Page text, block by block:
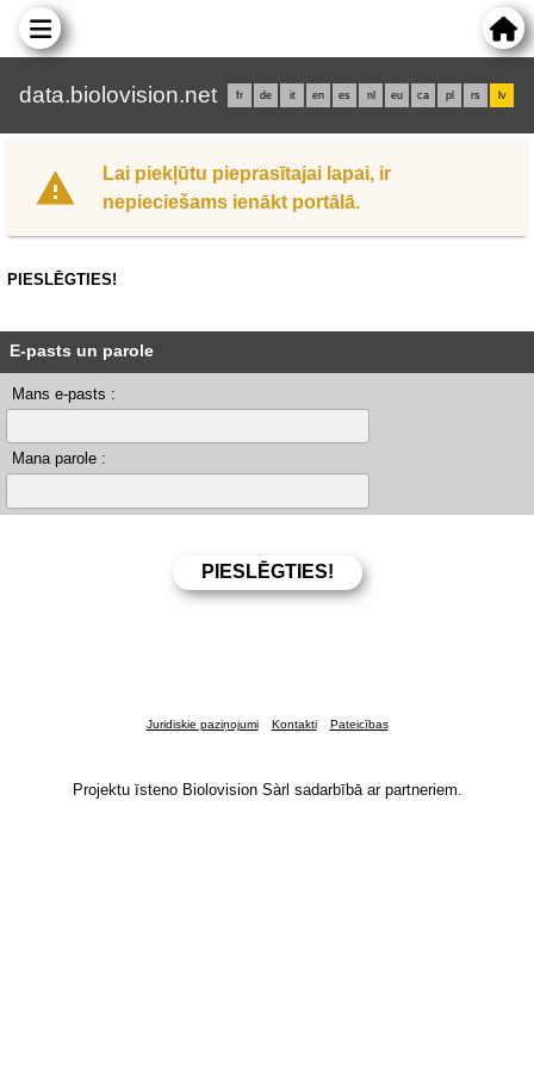
data.biolovision.net fr de it en es nl eu ca pl rs lv
Lai piekļūtu pieprasītajai lapai, ir
nepieciešams ienākt portālā.
PIESLĒGTIES!
E-pasts un parole
Mans e-pasts :
Mana parole :
Juridiskie paziņojumi Kontakti Pateicības
Projektu īsteno Biolovision Sàrl sadarbībā ar partneriem.